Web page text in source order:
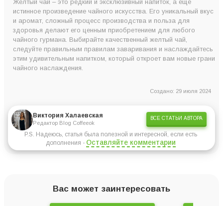
Желтый чай – это редкий и эксклюзивный напиток, а еще
истинное произведение чайного искусства. Его уникальный вкус
и аромат, сложный процесс производства и польза для
здоровья делают его ценным приобретением для любого
чайного гурмана. Выбирайте качественный желтый чай,
следуйте правильным правилам заваривания и наслаждайтесь
этим удивительным напитком, который откроет вам новые грани
чайного наслаждения.
Создано: 29 июля 2024
Виктория Халаевская
Редактор Blog Coffeeok
ВСЕ СТАТЬИ АВТОРА
P.S. Надеюсь, статья была полезной и интересной, если есть
дополнения - Оставляйте комментарии
Вас может заинтересовать